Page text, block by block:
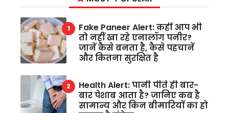
Fake Paneer Alert: कहीं आप भी
तो नहीं खा रहे एनालॉग पनीर?
जानें कैसे बनता है, कैसे पहचानें
और कितना सुरक्षित है
Health Alert: पानी पीते ही बार-
बार पेशाब आता है? जानिए कब है
सामान्य और किन बीमारियों का हो